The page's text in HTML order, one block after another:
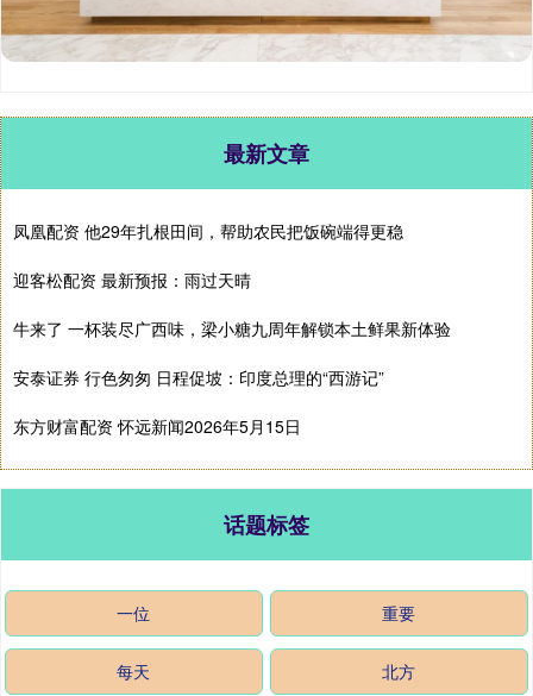
最新文章
凤凰配资 他29年扎根田间，帮助农民把饭碗端得更稳
迎客松配资 最新预报：雨过天晴
牛来了 一杯装尽广西味，梁小糖九周年解锁本土鲜果新体验
安泰证券 行色匆匆 日程促坡：印度总理的“西游记”
东方财富配资 怀远新闻2026年5月15日
话题标签
一位 重要
每天 北方